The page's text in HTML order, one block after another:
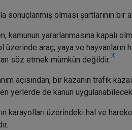
sonuçlanmış olması şartlarının bir
kamunun yararlanmasına kapalı
araç, yaya ve
söz etmek mümkün değildir. [4]
açısından, bir kazanın trafik
yerlerde de kanun
karayolları üzerindeki hal ve